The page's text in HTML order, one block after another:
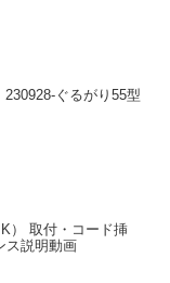
ぐるがり55型
） 取付・コード挿
ス説明動画